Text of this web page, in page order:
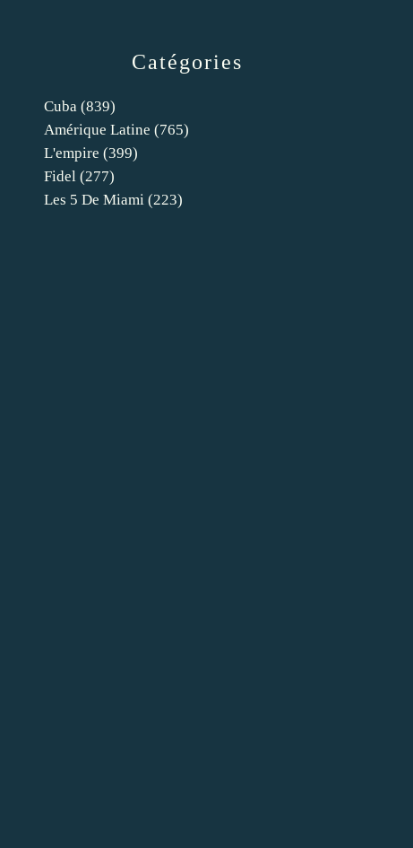
Catégories
Cuba (839)
Amérique Latine (765)
L'empire (399)
Fidel (277)
Les 5 De Miami (223)